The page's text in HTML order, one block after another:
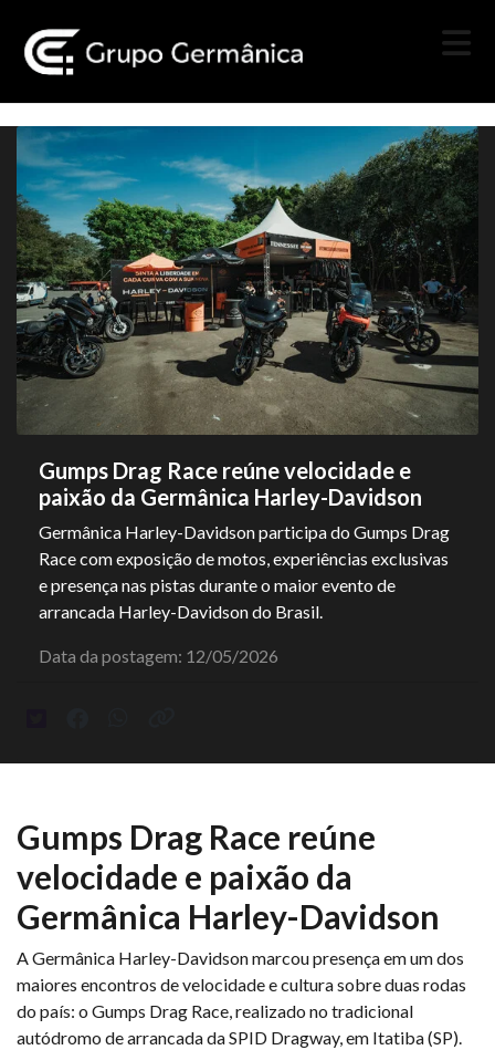
Gumps Drag Race reúne velocidade e
paixão da Germânica Harley-Davidson
Germânica Harley-Davidson participa do Gumps Drag
Race com exposição de motos, experiências exclusivas
e presença nas pistas durante o maior evento de
arrancada Harley-Davidson do Brasil.
Data da postagem: 12/05/2026
Gumps Drag Race reúne
velocidade e paixão da
Germânica Harley-Davidson
A Germânica Harley-Davidson marcou presença em um dos
maiores encontros de velocidade e cultura sobre duas rodas
do país: o Gumps Drag Race, realizado no tradicional
autódromo de arrancada da SPID Dragway, em Itatiba (SP).